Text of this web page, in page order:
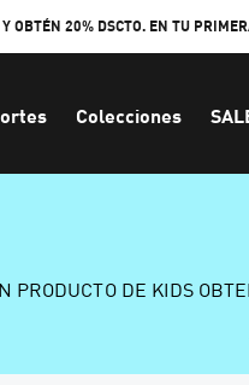
OBTÉN 20% DSCTO. EN TU
Colecciones
PRODUCTO DE KIDS